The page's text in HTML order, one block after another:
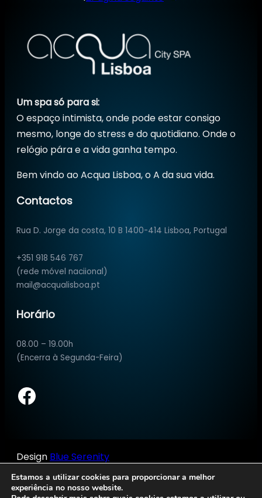
Um spa só para si:
O espaço intimista, onde pode estar consigo
mesmo, longe do stress e do quotidiano. Onde o
relógio pára e a vida ganha tempo.
Bem vindo ao Acqua Lisboa, o A da sua vida.
Contactos
Rua D. Jorge da costa, 10 B 1400-414 Lisboa, Portugal
+351 918 546 767
(rede móvel naciional)
mail@acqualisboa.pt
Horário
08.00 – 19.00h
(Encerra à Segunda-Feira)
Facebook
Design Blue Serenity
Política de Privacidade·Condições de Serviço e
Estamos a utilizar cookies para proporcionar a melhor
experiência no nosso website.